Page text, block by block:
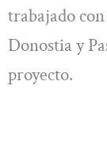
trabajado
Donostia y
proyecto.